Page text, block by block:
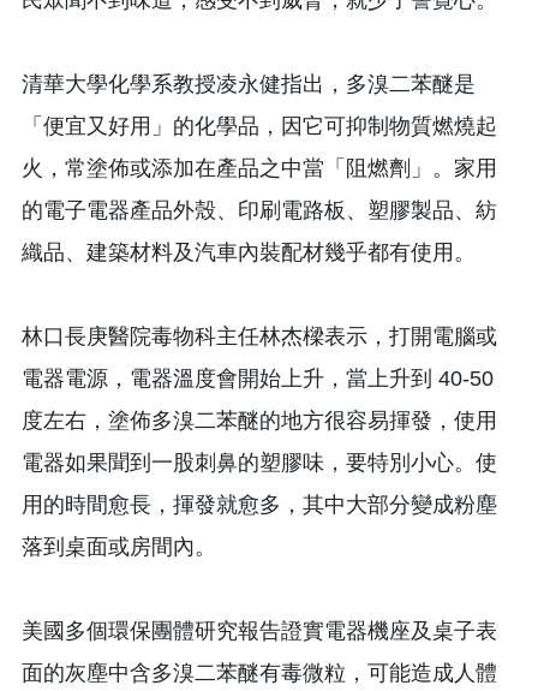
清華大學化學系教授凌永健指出，多溴二苯醚是
「便宜又好用」的化學品，因它可抑制物質燃燒起
火，常塗佈或添加在產品之中當「阻燃劑」。家用
的電子電器產品外殼、印刷電路板、塑膠製品、紡
織品、建築材料及汽車內裝配材幾乎都有使用。
林口長庚醫院毒物科主任林杰樑表示，打開電腦或
電器電源，電器溫度會開始上升，當上升到 40-50
度左右，塗佈多溴二苯醚的地方很容易揮發，使用
電器如果聞到一股刺鼻的塑膠味，要特別小心。使
用的時間愈長，揮發就愈多，其中大部分變成粉塵
落到桌面或房間內。
美國多個環保團體研究報告證實電器機座及桌子表
面的灰塵中含多溴二苯醚有毒微粒，可能造成人體